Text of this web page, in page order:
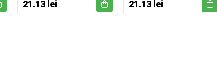
21.13 lei 21.13 lei